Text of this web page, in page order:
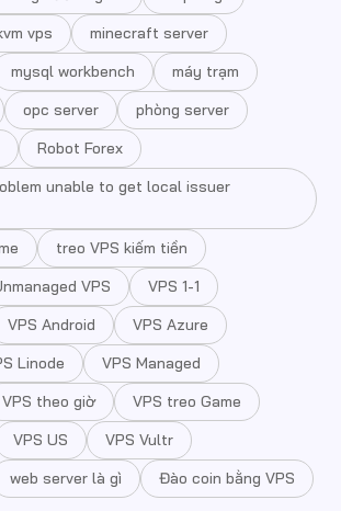
vps
minecraft server
mysql workbench
máy trạm
opc server
phòng server
Robot Forex
unable to get local issuer
treo VPS kiếm tiền
VPS
VPS 1-1
VPS Android
VPS Azure
Linode
VPS Managed
VPS theo giờ
VPS treo Game
VPS US
VPS Vultr
web server là gì Đào coin bằng VPS